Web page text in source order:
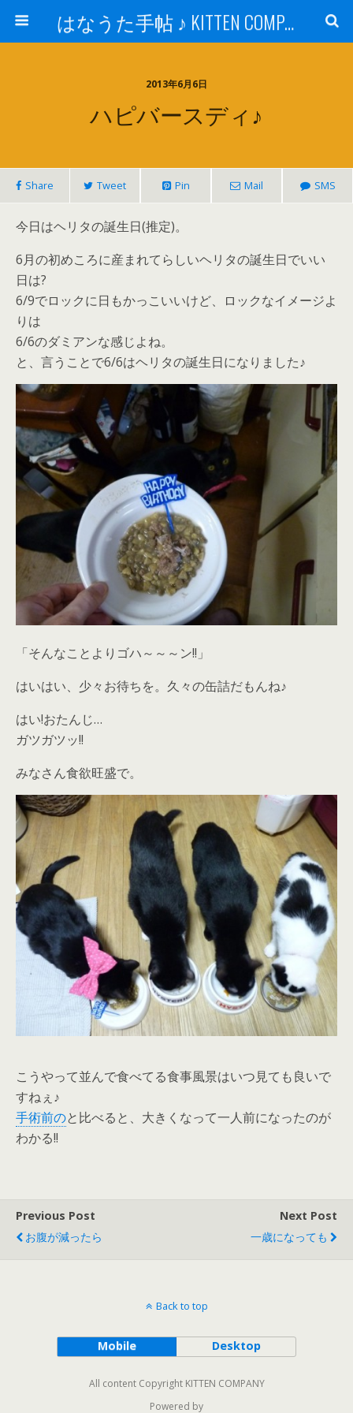
はなうた手帖 ♪ KITTEN COMPANY
2013年6月6日
ハピバースディ♪
Share Tweet Pin Mail SMS
今日はヘリタの誕生日(推定)。
6月の初めころに産まれてらしいヘリタの誕生日でいい
日は?
6/9でロックに日もかっこいいけど、ロックなイメージよ
りは
6/6のダミアンな感じよね。
と、言うことで6/6はヘリタの誕生日になりました♪
「そんなことよりゴハ～～～ン!!」
はいはい、少々お待ちを。久々の缶詰だもんね♪
はい!おたんじ…
ガツガツッ!!
みなさん食欲旺盛で。
こうやって並んで食べてる食事風景はいつ見ても良いで
すねぇ♪
手術前のと比べると、大きくなって一人前になったのが
わかる!!
Previous Post
お腹が減ったら
Next Post
一歳になっても
Back to top
Mobile Desktop
All content Copyright KITTEN COMPANY
Powered by